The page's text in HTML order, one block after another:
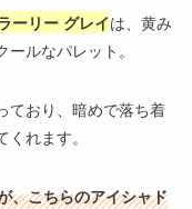
ーリー グレイは、黄み
ルなパレット。
ており、暗めで落ち着
れます。
、こちらのアイシャド